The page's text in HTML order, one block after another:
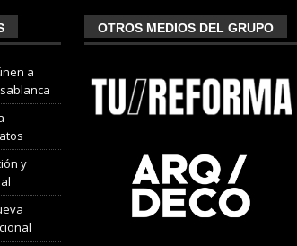
a
y
OTROS MEDIOS DEL GRUPO